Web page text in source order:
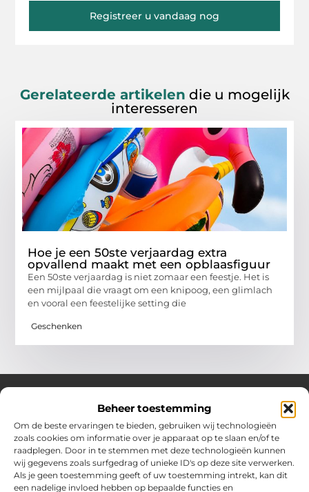
Beheer toestemming
Om de beste ervaringen te bieden, gebruiken wij technologieën
zoals cookies om informatie over je apparaat op te slaan en/of te
raadplegen. Door in te stemmen met deze technologieën kunnen
wij gegevens zoals surfgedrag of unieke ID's op deze site verwerken.
Als je geen toestemming geeft of uw toestemming intrekt, kan dit
een nadelige invloed hebben op bepaalde functies en
Registreer u vandaag nog
Gerelateerde artikelen die u mogelijk
interesseren
Hoe je een 50ste verjaardag extra
opvallend maakt met een opblaasfiguur
Een 50ste verjaardag is niet zomaar een feestje. Het is
een mijlpaal die vraagt om een knipoog, een glimlach
en vooral een feestelijke setting die
Geschenken
Over Hollandwinkelt
Jouw bron voor inspiratie en handige tips voor het dagelijks
leven.
Verken een gevarieerde selectie blogs en artikelen boordevol
praktische adviezen en verrassende inzichten om het beste uit
elke dag te halen.